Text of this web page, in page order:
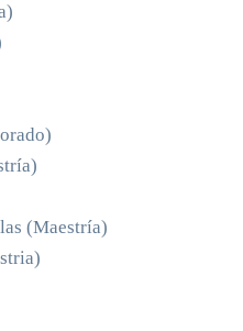
(Maestría)